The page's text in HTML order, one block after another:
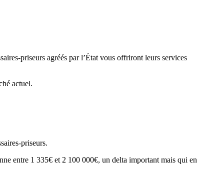
priseurs agréés par l’État vous offriront leurs services
actuel.
priseurs.
entre 1 335€ et 2 100 000€, un delta important mais qui en